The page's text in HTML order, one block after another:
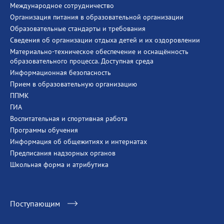
Международное сотрудничество
Организация питания в образовательной организации
Образовательные стандарты и требования
Сведения об организации отдыха детей и их оздоровлении
Материально-техническое обеспечение и оснащённость
образовательного процесса. Доступная среда
Информационная безопасность
Прием в образовательную организацию
ППМК
ГИА
Воспитательная и спортивная работа
Программы обучения
Информация об общежитиях и интернатах
Предписания надзорных органов
Школьная форма и атрибутика
Поступающим